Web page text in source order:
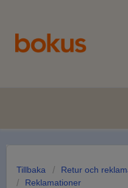
Tillbaka
Retur och
Reklamationer